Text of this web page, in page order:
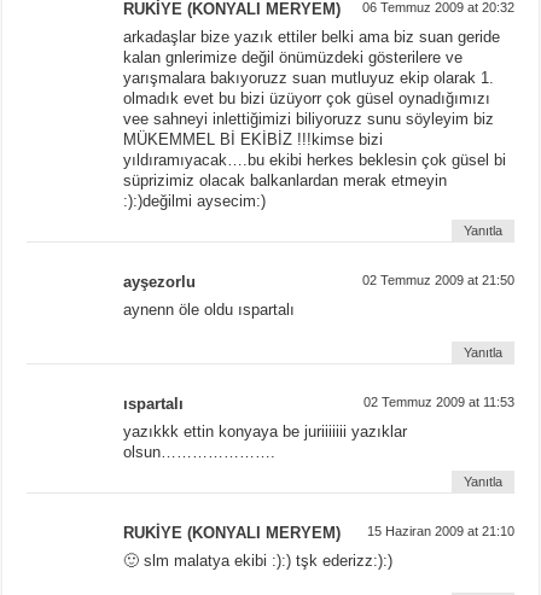
RUKİYE (KONYALI MERYEM) 06 Temmuz 2009 at 20:32
arkadaşlar bize yazık ettiler belki ama biz suan geride
kalan gnlerimize değil önümüzdeki gösterilere ve
yarışmalara bakıyoruzz suan mutluyuz ekip olarak 1.
olmadık evet bu bizi üzüyorr çok güsel oynadığımızı
vee sahneyi inlettiğimizi biliyoruzz sunu söyleyim biz
MÜKEMMEL Bİ EKİBİZ !!!kimse bizi
yıldıramıyacak….bu ekibi herkes beklesin çok güsel bi
süprizimiz olacak balkanlardan merak etmeyin
:):)değilmi aysecim:)
Yanıtla
ayşezorlu 02 Temmuz 2009 at 21:50
aynenn öle oldu ıspartalı
Yanıtla
ıspartalı 02 Temmuz 2009 at 11:53
yazıkkk ettin konyaya be juriiiiiii yazıklar
olsun………………….
Yanıtla
RUKİYE (KONYALI MERYEM) 15 Haziran 2009 at 21:10
🙂 slm malatya ekibi :):) tşk ederizz:):)